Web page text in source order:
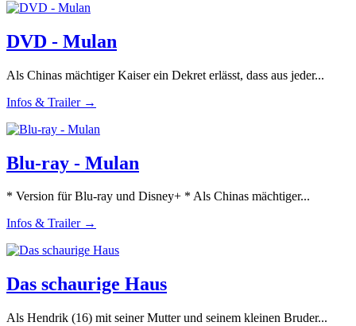
DVD - Mulan
Als Chinas mächtiger Kaiser ein Dekret erlässt, dass aus jeder...
Infos & Trailer →
Blu-ray - Mulan
* Version für Blu-ray und Disney+ * Als Chinas mächtiger...
Infos & Trailer →
Das schaurige Haus
Als Hendrik (16) mit seiner Mutter und seinem kleinen Bruder...